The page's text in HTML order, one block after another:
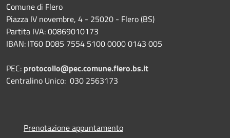
Comune di Flero
Piazza IV novembre, 4 - 25020 - Flero (BS)
Partita IVA: 00869010173
IBAN: IT60 D085 7554 5100 0000 0143 005
PEC: protocollo@pec.comune.flero.bs.it
Centralino Unico: 030 2563173
Prenotazione appuntamento